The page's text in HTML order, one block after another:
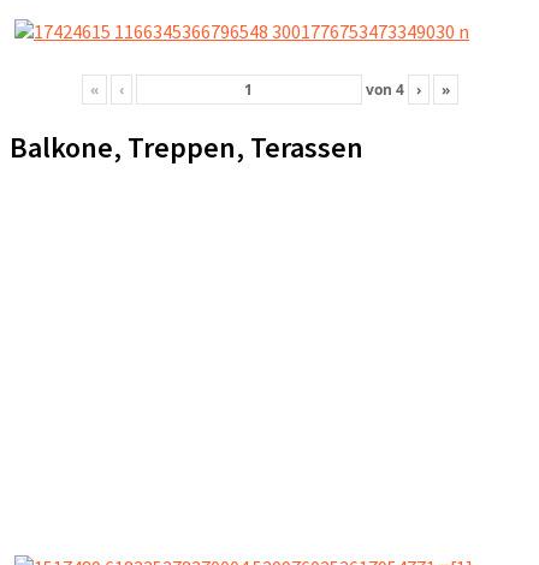
« ‹ von 4 › »
Balkone, Treppen, Terassen